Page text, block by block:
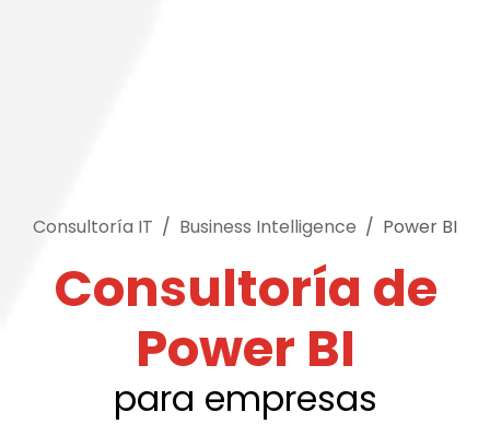
Consultoría IT Business Intelligence Power BI
Consultoría de
Power BI
para empresas